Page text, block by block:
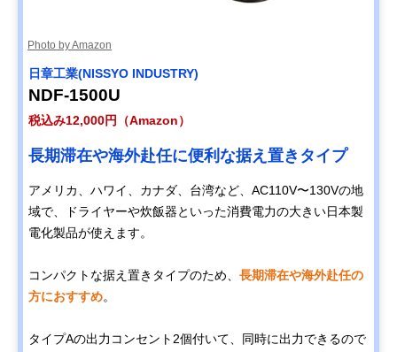
Photo by Amazon
日章工業(NISSYO INDUSTRY)
NDF-1500U
税込み12,000円（Amazon）
長期滞在や海外赴任に便利な据え置きタイプ
アメリカ、ハワイ、カナダ、台湾など、AC110V〜130Vの地
域で、ドライヤーや炊飯器といった消費電力の大きい日本製
電化製品が使えます。
コンパクトな据え置きタイプのため、 長期滞在や海外赴任の
方におすすめ。
タイプAの出力コンセント2個付いて、同時に出力できるので